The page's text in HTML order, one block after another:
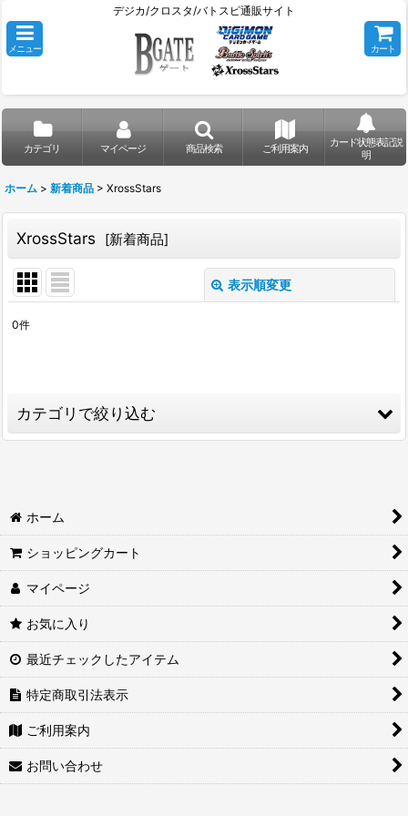
デジカ/クロスタ/バトスピ通販サイト
メニュー カート
カテゴリ マイページ 商品検索 ご利用案内
カード状態表記説
明
ホーム > 新着商品 > XrossStars
XrossStars [新着商品]
表示順変更
サブカテゴリ
並び順:
0件
カテゴリで絞り込む
【BP02】Exceed Rampage
【BP03】Broken Neonlights
ホーム
ショッピングカート
マイページ
お気に入り
最近チェックしたアイテム
特定商取引法表示
ご利用案内
お問い合わせ